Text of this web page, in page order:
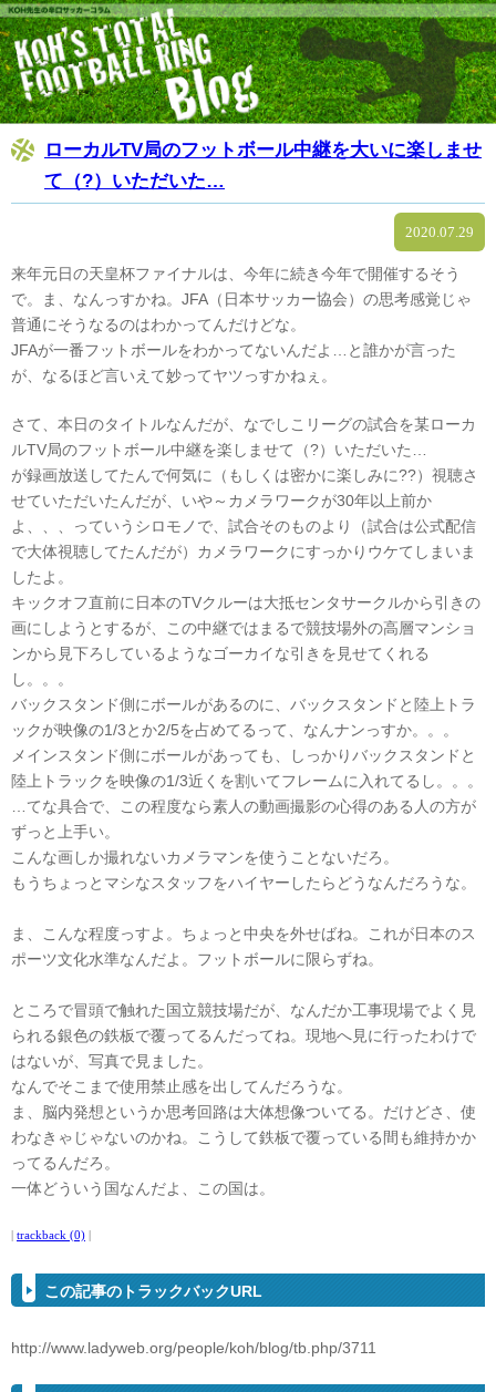
ローカルTV局のフットボール中継を大いに楽しませ
て（?）いただいた…
2020.07.29
来年元日の天皇杯ファイナルは、今年に続き今年で開催するそう
で。ま、なんっすかね。JFA（日本サッカー協会）の思考感覚じゃ
普通にそうなるのはわかってんだけどな。
JFAが一番フットボールをわかってないんだよ…と誰かが言った
が、なるほど言いえて妙ってヤツっすかねぇ。
さて、本日のタイトルなんだが、なでしこリーグの試合を某ローカ
ルTV局のフットボール中継を楽しませて（?）いただいた…
が録画放送してたんで何気に（もしくは密かに楽しみに??）視聴さ
せていただいたんだが、いや～カメラワークが30年以上前か
よ、、、っていうシロモノで、試合そのものより（試合は公式配信
で大体視聴してたんだが）カメラワークにすっかりウケてしまいま
したよ。
キックオフ直前に日本のTVクルーは大抵センタサークルから引きの
画にしようとするが、この中継ではまるで競技場外の高層マンショ
ンから見下ろしているようなゴーカイな引きを見せてくれる
し。。。
バックスタンド側にボールがあるのに、バックスタンドと陸上トラ
ックが映像の1/3とか2/5を占めてるって、なんナンっすか。。。
メインスタンド側にボールがあっても、しっかりバックスタンドと
陸上トラックを映像の1/3近くを割いてフレームに入れてるし。。。
…てな具合で、この程度なら素人の動画撮影の心得のある人の方が
ずっと上手い。
こんな画しか撮れないカメラマンを使うことないだろ。
もうちょっとマシなスタッフをハイヤーしたらどうなんだろうな。
ま、こんな程度っすよ。ちょっと中央を外せばね。これが日本のス
ポーツ文化水準なんだよ。フットボールに限らずね。
ところで冒頭で触れた国立競技場だが、なんだか工事現場でよく見
られる銀色の鉄板で覆ってるんだってね。現地へ見に行ったわけで
はないが、写真で見ました。
なんでそこまで使用禁止感を出してんだろうな。
ま、脳内発想というか思考回路は大体想像ついてる。だけどさ、使
わなきゃじゃないのかね。こうして鉄板で覆っている間も維持かか
ってるんだろ。
一体どういう国なんだよ、この国は。
| trackback (0) |
この記事のトラックバックURL
http://www.ladyweb.org/people/koh/blog/tb.php/3711